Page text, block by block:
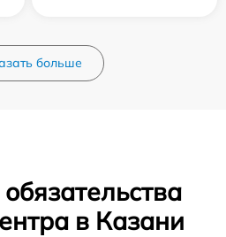
больше
в Казани